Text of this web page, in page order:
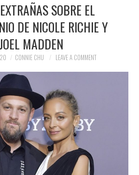
SOBRE EL
DE NICOLE RICHIE Y
JOEL MADDEN
CONNIE CHU LEAVE A COMMENT